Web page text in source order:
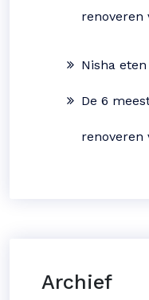
renoveren
Nisha eten
De 6
renoveren
Archief